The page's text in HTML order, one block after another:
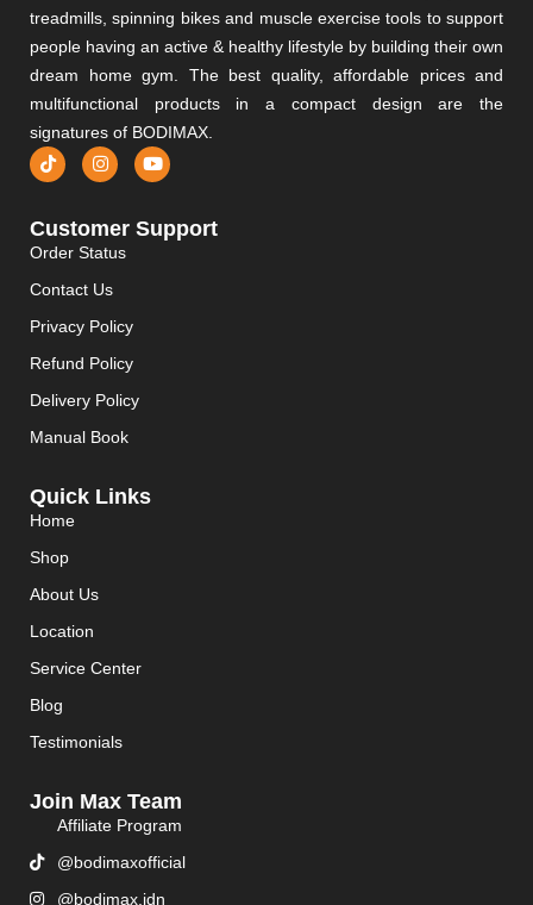
treadmills, spinning bikes and muscle exercise tools to support
people having an active & healthy lifestyle by building their own
dream home gym. The best quality, affordable prices and
multifunctional products in a compact design are the
signatures of BODIMAX.
Customer Support
Order Status
Contact Us
Privacy Policy
Refund Policy
Delivery Policy
Manual Book
Quick Links
Home
Shop
About Us
Location
Service Center
Blog
Testimonials
Join Max Team
Affiliate Program
@bodimaxofficial
@bodimax.idn